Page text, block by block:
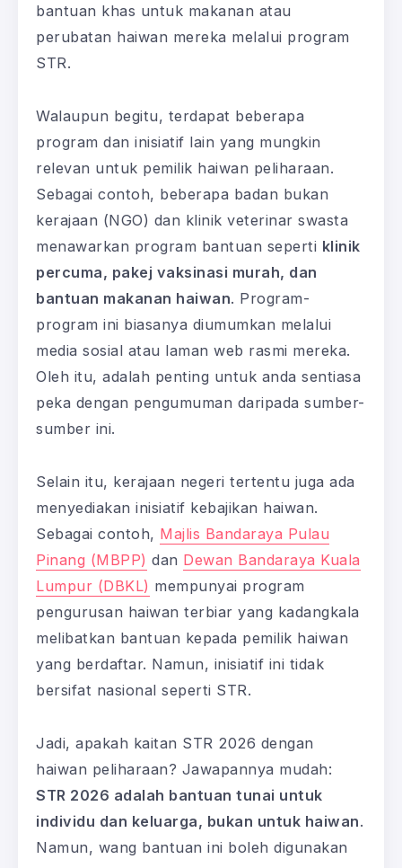
bantuan khas untuk makanan atau
perubatan haiwan mereka melalui program
STR.
Walaupun begitu, terdapat beberapa
program dan inisiatif lain yang mungkin
relevan untuk pemilik haiwan peliharaan.
Sebagai contoh, beberapa badan bukan
kerajaan (NGO) dan klinik veterinar swasta
menawarkan program bantuan seperti klinik
percuma, pakej vaksinasi murah, dan
bantuan makanan haiwan. Program-
program ini biasanya diumumkan melalui
media sosial atau laman web rasmi mereka.
Oleh itu, adalah penting untuk anda sentiasa
peka dengan pengumuman daripada sumber-
sumber ini.
Selain itu, kerajaan negeri tertentu juga ada
menyediakan inisiatif kebajikan haiwan.
Sebagai contoh, Majlis Bandaraya Pulau
Pinang (MBPP) dan Dewan Bandaraya Kuala
Lumpur (DBKL) mempunyai program
pengurusan haiwan terbiar yang kadangkala
melibatkan bantuan kepada pemilik haiwan
yang berdaftar. Namun, inisiatif ini tidak
bersifat nasional seperti STR.
Jadi, apakah kaitan STR 2026 dengan
haiwan peliharaan? Jawapannya mudah:
STR 2026 adalah bantuan tunai untuk
individu dan keluarga, bukan untuk haiwan.
Namun, wang bantuan ini boleh digunakan